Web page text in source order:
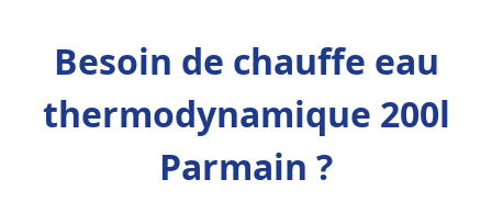
Besoin de chauffe eau
thermodynamique 200l
Parmain ?